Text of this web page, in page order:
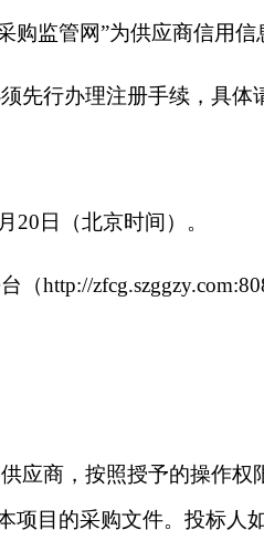
购监管网”为供应商信用
先行办理注册手续，具体
20日（北京时间）。
http://
应商，按照授予的操作
本项目的采购文件。投标